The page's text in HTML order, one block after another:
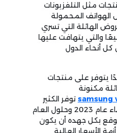
مثل التلفزيونات
الهواتف المحمولة
الهائلة التي تسري
والتي يتهافت عليها
أنحاء الدول
يتوفر على منتجات
مكنونة
samsung توفر الكثير
من المال بمناسبة انتهاء عام 2023 وحلول العام
بكل جهده أن يكون
الأسعار العالية